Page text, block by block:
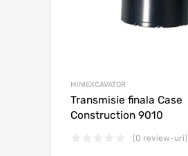
MINIEXCAVATOR
Transmisie finala Case
Construction 9010
(0 review-uri)